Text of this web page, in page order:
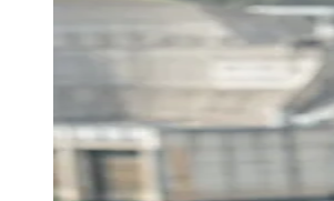
Guia Comercial
Portal Educacional
Vagas de Emprego
Concursos
Panorama Econômico